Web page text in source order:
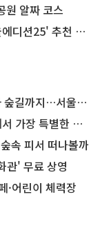
원 알짜 코스
션25' 추천 코스
서울둘레길 15코스
한 편의점의 정체
속 피서 떠나볼까
관' 무료 상영
·어린이 체력장